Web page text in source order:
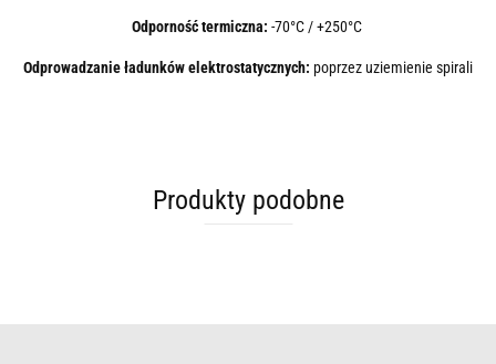
Odporność termiczna: -70°C / +250°C
Odprowadzanie ładunków elektrostatycznych: poprzez uziemienie spirali
Produkty podobne